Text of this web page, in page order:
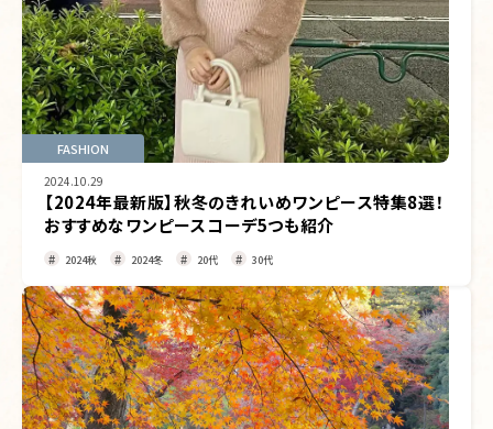
FASHION
2024.10.29
【2024年最新版】秋冬のきれいめワンピース特集8選！
おすすめなワンピースコーデ5つも紹介
2024秋 2024冬 20代 30代